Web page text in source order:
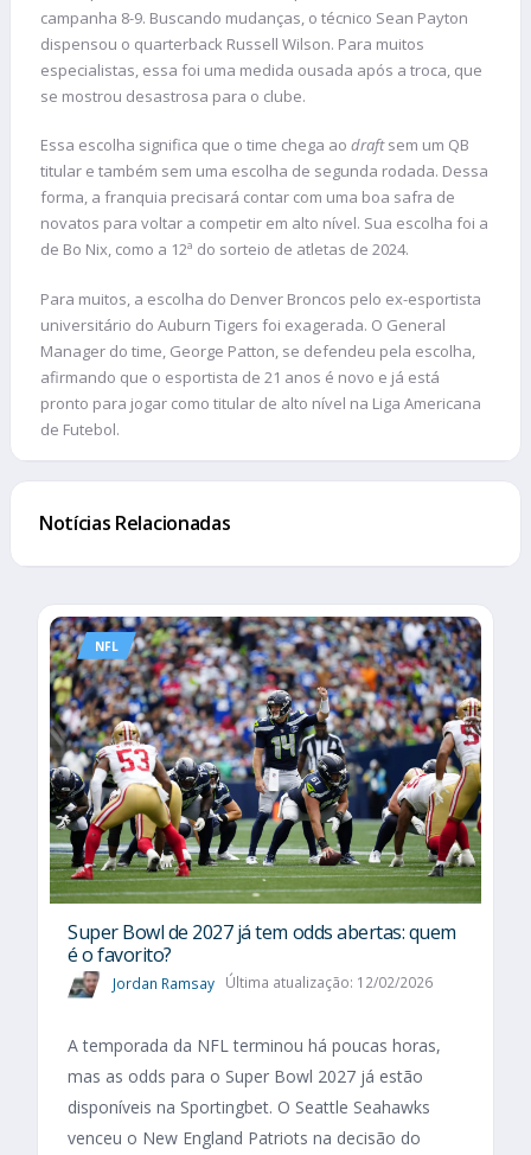
campanha 8-9. Buscando mudanças, o técnico Sean Payton
dispensou o quarterback Russell Wilson. Para muitos
especialistas, essa foi uma medida ousada após a troca, que
se mostrou desastrosa para o clube.
Essa escolha significa que o time chega ao draftsem um QB
titular e também sem uma escolha de segunda rodada. Dessa
forma, a franquia precisará contar com uma boa safra de
novatos para voltar a competir em alto nível. Sua escolha foi a
de Bo Nix, como a 12ª do sorteio de atletas de 2024.
Para muitos, a escolha do Denver Broncos pelo ex-esportista
universitário do Auburn Tigers foi exagerada. O General
Manager do time, George Patton, se defendeu pela escolha,
afirmando que o esportista de 21 anos é novo e já está
pronto para jogar como titular de alto nível na Liga Americana
de Futebol.
Notícias Relacionadas
NFL
Super Bowl de 2027 já tem odds abertas: quem
é o favorito?
Jordan Ramsay Última atualização: 12/02/2026
A temporada da NFL terminou há poucas horas,
mas as odds para o Super Bowl 2027 já estão
disponíveis na Sportingbet. O Seattle Seahawks
venceu o New England Patriots na decisão do